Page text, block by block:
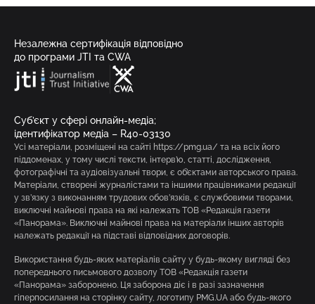
Незалежна сертифікація відповідно
до програми JTI та CWA
Суб’єкт у сфері онлайн-медіа;
ідентифікатор медіа – R40-03130
Усі матеріали, розміщені на сайті https://pmg.ua/ та на всіх його
піддоменах, у тому числі тексти, інтерв’ю, статті, дослідження,
фотографічні та аудіовізуальні твори, є об’єктами авторського права.
Матеріали, створені журналістами та іншими працівниками редакції
у зв’язку з виконанням трудових обов’язків, є службовими творами,
виключні майнові права на які належать ТОВ «Редакція газети
«Панорама». Виключні майнові права на матеріали інших авторів
належать редакції на підставі відповідних договорів.
Використання будь-яких матеріалів сайту у будь-якому вигляді без
попереднього письмового дозволу ТОВ «Редакція газети
«Панорама» заборонено. Ця заборона діє і в разі зазначення
гіперпосилання на сторінку сайту, логотипу PMG.UA або будь-якого